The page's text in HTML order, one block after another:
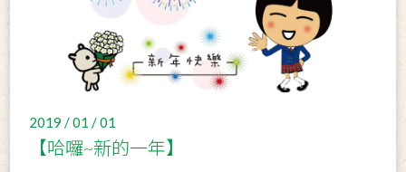
2019 / 01 / 01
【哈囉~新的一年】